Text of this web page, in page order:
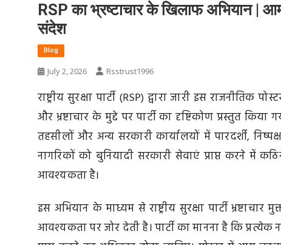
RSP का भ्रष्टाचार के खिलाफ अभियान | आम
संदेश
Blog
July 2, 2026
Rsstrust1996
राष्ट्रीय सुरक्षा पार्टी (RSP) द्वारा जारी इस
और भ्रष्टाचार के मुद्दे पर पार्टी का दृष्टिकोण प्रस्तुत
तहसीलों और अन्य सरकारी कार्यालयों में पारदर्शी,
नागरिकों को बुनियादी सरकारी सेवाएं प्राप्त करने में
आवश्यकता है।
इस अभियान के माध्यम से राष्ट्रीय सुरक्षा पार्टी
आवश्यकता पर जोर देती है। पार्टी का मानना है कि प्रत्येक